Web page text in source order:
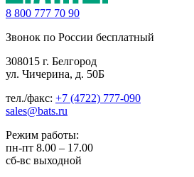
8 800 777 70 90
Звонок по России бесплатный
308015 г. Белгород
ул. Чичерина, д. 50Б
тел./факс: +7 (4722) 777-090
sales@bats.ru
Режим работы:
пн-пт 8.00 – 17.00
сб-вс выходной